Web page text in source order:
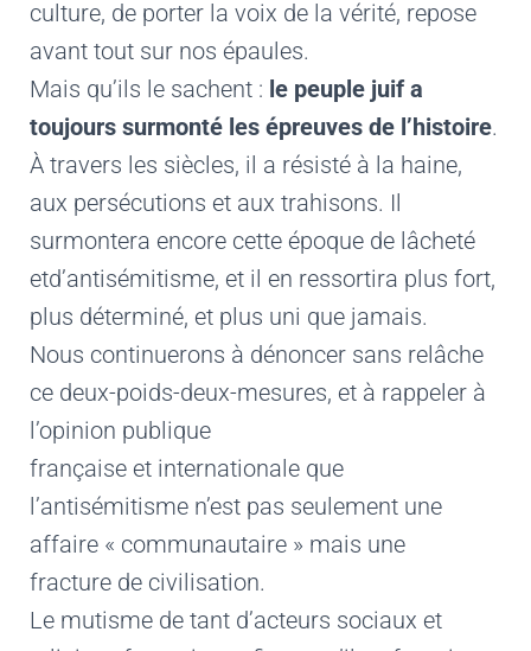
culture, de porter la voix de la vérité, repose
avant tout sur nos épaules.
Mais qu’ils le sachent : le peuple juif a
toujours surmonté les épreuves de l’histoire.
À travers les siècles, il a résisté à la haine,
aux persécutions et aux trahisons. Il
surmontera encore cette époque de lâcheté
etd’antisémitisme, et il en ressortira plus fort,
plus déterminé, et plus uni que jamais.
Nous continuerons à dénoncer sans relâche
ce deux-poids-deux-mesures, et à rappeler à
l’opinion publique
française et internationale que
l’antisémitisme n’est pas seulement une
affaire « communautaire » mais une
fracture de civilisation.
Le mutisme de tant d’acteurs sociaux et